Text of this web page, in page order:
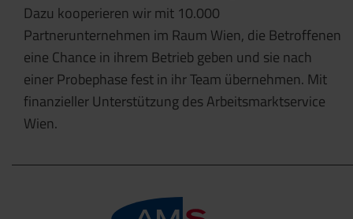
Dazu kooperieren wir mit 10.000
Partnerunternehmen im Raum Wien, die Betroffenen
eine Chance in ihrem Betrieb geben und sie nach
einer Probephase fest in ihr Team übernehmen. Mit
finanzieller Unterstützung des Arbeitsmarktservice
Wien.